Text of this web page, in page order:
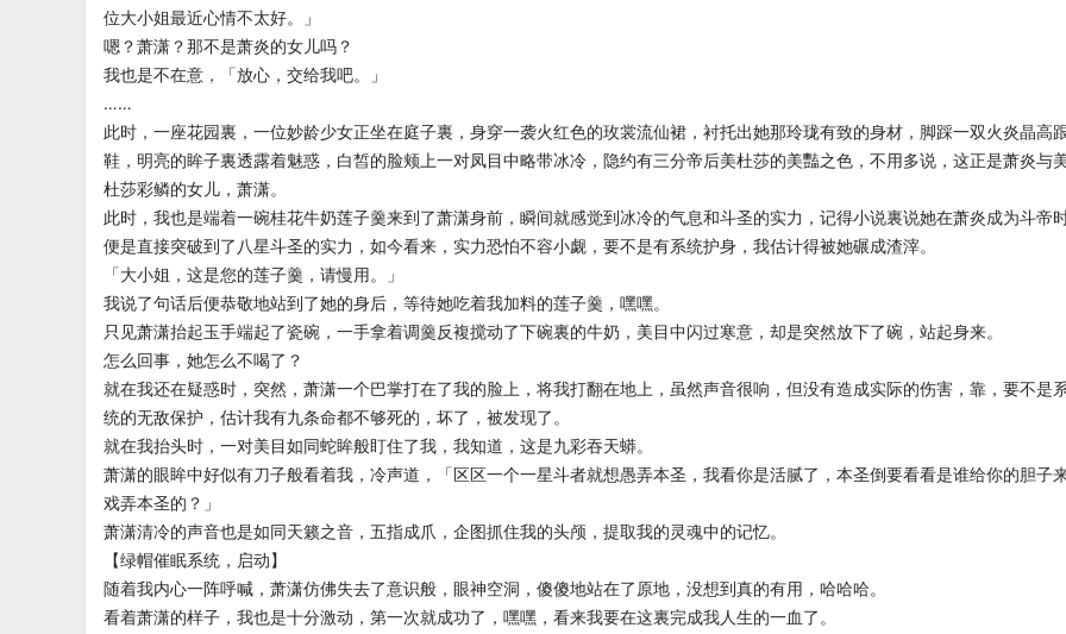
位大小姐最近心情不太好。」
嗯？萧潇？那不是萧炎的女儿吗？
我也是不在意，「放心，交给我吧。」
……
此时，一座花园裏，一位妙龄少女正坐在庭子裏，身穿一袭火红色的玫裳流仙裙，衬托出她那玲珑有致的身材，脚踩一双火炎晶高
鞋，明亮的眸子裏透露着魅惑，白皙的脸颊上一对凤目中略带冰冷，隐约有三分帝后美杜莎的美豔之色，不用多说，这正是萧炎与
杜莎彩鳞的女儿，萧潇。
此时，我也是端着一碗桂花牛奶莲子羹来到了萧潇身前，瞬间就感觉到冰冷的气息和斗圣的实力，记得小说裏说她在萧炎成为斗帝
便是直接突破到了八星斗圣的实力，如今看来，实力恐怕不容小觑，要不是有系统护身，我估计得被她碾成渣滓。
「大小姐，这是您的莲子羹，请慢用。」
我说了句话后便恭敬地站到了她的身后，等待她吃着我加料的莲子羹，嘿嘿。
只见萧潇抬起玉手端起了瓷碗，一手拿着调羹反複搅动了下碗裏的牛奶，美目中闪过寒意，却是突然放下了碗，站起身来。
怎么回事，她怎么不喝了？
就在我还在疑惑时，突然，萧潇一个巴掌打在了我的脸上，将我打翻在地上，虽然声音很响，但没有造成实际的伤害，靠，要不是
统的无敌保护，估计我有九条命都不够死的，坏了，被发现了。
就在我抬头时，一对美目如同蛇眸般盯住了我，我知道，这是九彩吞天蟒。
萧潇的眼眸中好似有刀子般看着我，冷声道，「区区一个一星斗者就想愚弄本圣，我看你是活腻了，本圣倒要看看是谁给你的胆子
戏弄本圣的？」
萧潇清冷的声音也是如同天籁之音，五指成爪，企图抓住我的头颅，提取我的灵魂中的记忆。
【绿帽催眠系统，启动】
随着我内心一阵呼喊，萧潇仿佛失去了意识般，眼神空洞，傻傻地站在了原地，没想到真的有用，哈哈哈。
看着萧潇的样子，我也是十分激动，第一次就成功了，嘿嘿，看来我要在这裏完成我人生的一血了。